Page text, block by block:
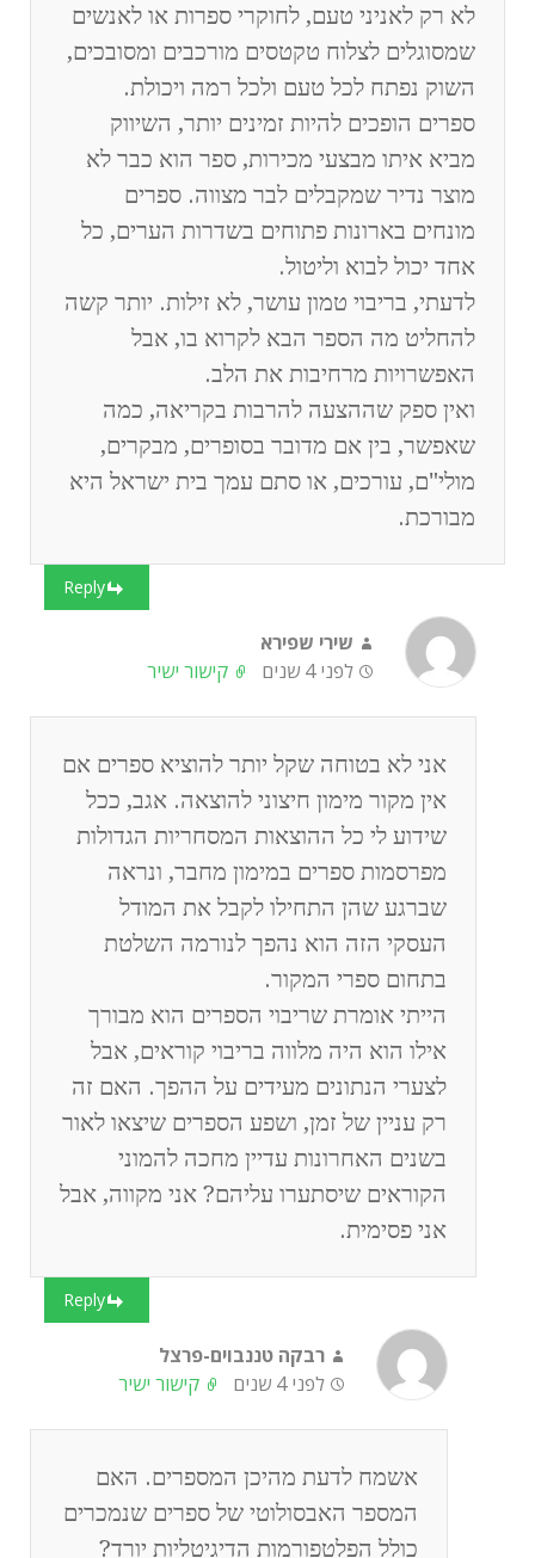
לא רק לאניני טעם, לחוקרי ספרות או לאנשים
שמסוגלים לצלוח טקטסים מורכבים ומסובכים,
השוק נפתח לכל טעם ולכל רמה ויכולת.
ספרים הופכים להיות זמינים יותר, השיווק
מביא איתו מבצעי מכירות, ספר הוא כבר לא
מוצר נדיר שמקבלים לבר מצווה. ספרים
מונחים בארונות פתוחים בשדרות הערים, כל
אחד יכול לבוא וליטול.
לדעתי, בריבוי טמון עושר, לא זילות. יותר קשה
להחליט מה הספר הבא לקרוא בו, אבל
האפשרויות מרחיבות את הלב.
ואין ספק שההצעה להרבות בקריאה, כמה
שאפשר, בין אם מדובר בסופרים, מבקרים,
מולי"ם, עורכים, או סתם עמך בית ישראל היא
מבורכת.
Reply
שירי שפירא
לפני 4 שנים
קישור ישיר
אני לא בטוחה שקל יותר להוציא ספרים אם
אין מקור מימון חיצוני להוצאה. אגב, ככל
שידוע לי כל ההוצאות המסחריות הגדולות
מפרסמות ספרים במימון מחבר, ונראה
שברגע שהן התחילו לקבל את המודל
העסקי הזה הוא נהפך לנורמה השלטת
בתחום ספרי המקור.
הייתי אומרת שריבוי הספרים הוא מבורך
אילו הוא היה מלווה בריבוי קוראים, אבל
לצערי הנתונים מעידים על ההפך. האם זה
רק עניין של זמן, ושפע הספרים שיצאו לאור
בשנים האחרונות עדיין מחכה להמוני
הקוראים שיסתערו עליהם? אני מקווה, אבל
אני פסימית.
Reply
רבקה טננבוים-פרצל
לפני 4 שנים
קישור ישיר
אשמח לדעת מהיכן המספרים. האם
המספר האבסולוטי של ספרים שנמכרים
כולל הפלטפורמות הדיגיטליות יורד?